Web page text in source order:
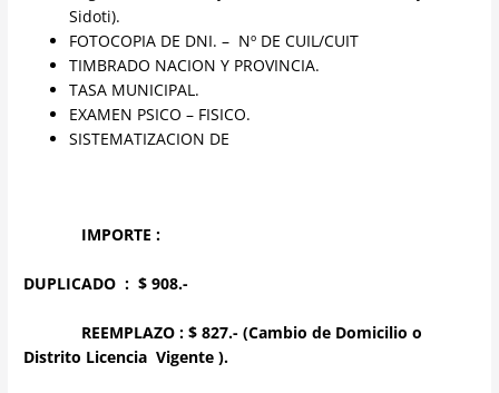
Sidoti).
FOTOCOPIA DE DNI. – Nº DE CUIL/CUIT
TIMBRADO NACION Y PROVINCIA.
TASA MUNICIPAL.
EXAMEN PSICO – FISICO.
SISTEMATIZACION DE
IMPORTE :
DUPLICADO :$ 908.-
REEMPLAZO : $ 827.- (Cambio de Domicilio o
Distrito Licencia Vigente ).